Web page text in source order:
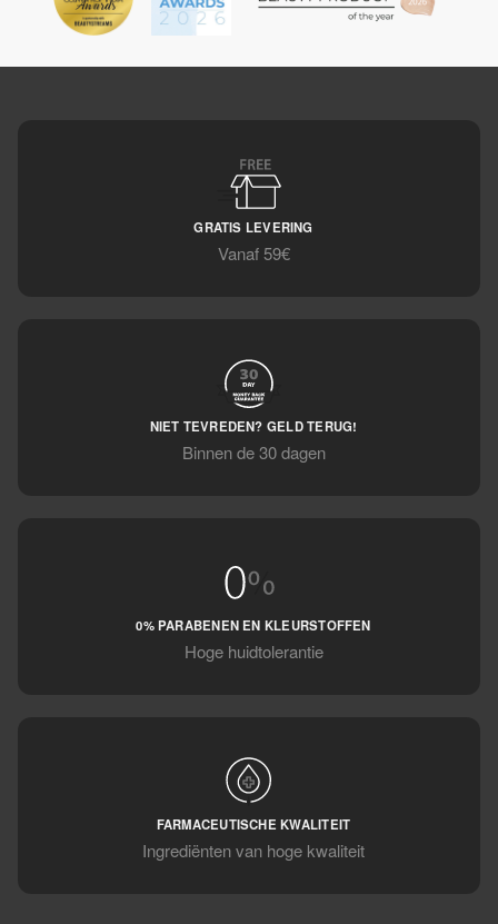
GRATIS LEVERING
Vanaf 59€
NIET TEVREDEN? GELD TERUG!
Binnen de 30 dagen
0% PARABENEN EN KLEURSTOFFEN
Hoge huidtolerantie
FARMACEUTISCHE KWALITEIT
Ingrediënten van hoge kwaliteit